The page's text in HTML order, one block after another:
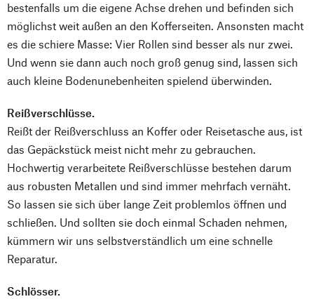
bestenfalls um die eigene Achse drehen und befinden sich
möglichst weit außen an den Kofferseiten. Ansonsten macht
es die schiere Masse: Vier Rollen sind besser als nur zwei.
Und wenn sie dann auch noch groß genug sind, lassen sich
auch kleine Bodenunebenheiten spielend überwinden.
Reißverschlüsse.
Reißt der Reißverschluss an Koffer oder Reisetasche aus, ist
das Gepäckstück meist nicht mehr zu gebrauchen.
Hochwertig verarbeitete Reißverschlüsse bestehen darum
aus robusten Metallen und sind immer mehrfach vernäht.
So lassen sie sich über lange Zeit problemlos öffnen und
schließen. Und sollten sie doch einmal Schaden nehmen,
kümmern wir uns selbstverständlich um eine schnelle
Reparatur.
Schlösser.